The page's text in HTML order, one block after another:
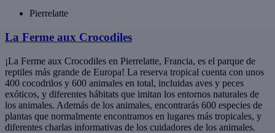
Pierrelatte
La Ferme aux Crocodiles
¡La Ferme aux Crocodiles en Pierrelatte, Francia, es el parque de
reptiles más grande de Europa! La reserva tropical cuenta con unos
400 cocodrilos y 600 animales en total, incluidas aves y peces
exóticos, y diferentes hábitats que imitan los entornos naturales de
los animales. Además de los animales, encontrarás 600 especies de
plantas que normalmente encontramos en lugares más tropicales, y
diferentes charlas informativas de los cuidadores de los animales.